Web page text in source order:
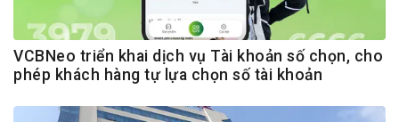
VCBNeo triển khai dịch vụ Tài khoản số chọn, cho
phép khách hàng tự lựa chọn số tài khoản